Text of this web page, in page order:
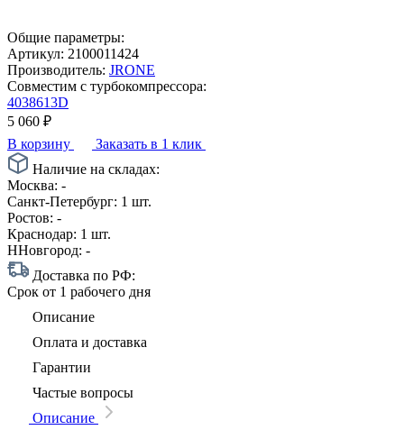
Общие параметры:
Артикул: 2100011424
Производитель: JRONE
Совместим с турбокомпрессора:
4038613D
5 060 ₽
В корзину
Заказать в 1 клик
Наличие на складах:
Москва: -
Санкт-Петербург: 1 шт.
Ростов: -
Краснодар: 1 шт.
ННовгород: -
Доставка по РФ:
Срок от 1 рабочего дня
Описание
Оплата и доставка
Гарантии
Частые вопросы
Описание